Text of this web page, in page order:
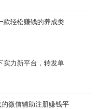
款轻松赚钱的养成类
实力新平台，转发单
微信辅助注册赚钱平